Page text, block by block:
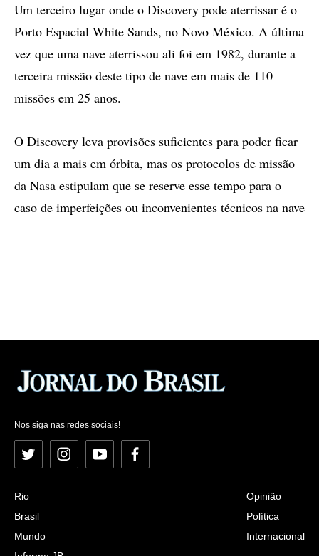
Um terceiro lugar onde o Discovery pode aterrissar é o
Porto Espacial White Sands, no Novo México. A última
vez que uma nave aterrissou ali foi em 1982, durante a
terceira missão deste tipo de nave em mais de 110
missões em 25 anos.
O Discovery leva provisões suficientes para poder ficar
um dia a mais em órbita, mas os protocolos de missão
da Nasa estipulam que se reserve esse tempo para o
caso de imperfeições ou inconvenientes técnicos na nave
Nos siga nas redes sociais!
Twitter InstagramYouTubeFacebook
Rio
Brasil
Mundo
Opinião
Política
Internacional